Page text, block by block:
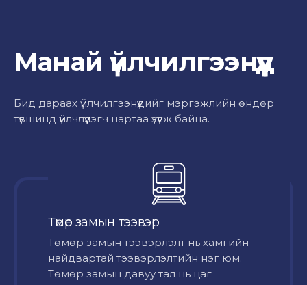
Манай үйлчилгээнүүд
Бид дараах үйлчилгээнүүдийг мэргэжлийн өндөр
түвшинд үйлчлүүлэгч нартаа үзүүлж байна.
Төмөр замын тээвэр
Төмөр замын тээвэрлэлт нь хамгийн
найдвартай тээвэрлэлтийн нэг юм.
Төмөр замын давуу тал нь цаг